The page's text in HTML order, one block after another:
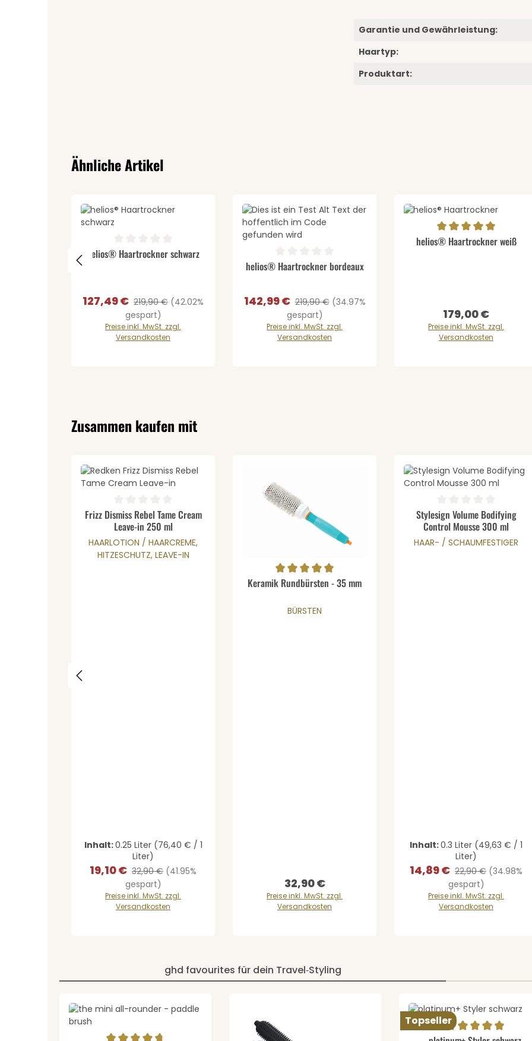
Garantie und Gewährleistung:
Haartyp:
Produktart:
Produktgalerie überspringen
Ähnliche Artikel
Produkt Anzahl: Gib den gewünschten Wert ein oder
Durchschnittliche Bewertung von 0 von 5 Sternen
helios® Haartrockner schwarz
Verkaufspreis:
127,49 € Regulärer Preis:
219,90 € (42.02%
gespart)
Preise inkl. MwSt. zzgl.
Versandkosten
Produkt Anzahl: Gib den gewünschten
Durchschnittliche Bewertung von 0 von 5 Sternen
helios® Haartrockner bordeaux
Verkaufspreis:
142,99 € Regulärer Preis:
219,90 € (34.97%
gespart)
Preise inkl. MwSt. zzgl.
Versandkosten
Details
Durchschnittliche Bewertung
helios® Haartrockner weiß
Regulärer Preis:
179,00 €
Preise inkl. MwSt. zzgl.
Versandkosten
Produktgalerie überspringen
Zusammen kaufen mit
Produkt Anzahl: Gib den gewünschten Wert ein oder benutze
Durchschnittliche Bewertung von 0 von 5 Sternen
Frizz Dismiss Rebel Tame Cream
Leave-in 250 ml
HAARLOTION / HAARCREME,
HITZESCHUTZ, LEAVE-IN
Inhalt:0.25 Liter (76,40 € / 1
Liter)
Verkaufspreis:
19,10 € Regulärer Preis:
32,90 € (41.95%
gespart)
Preise inkl. MwSt. zzgl.
Versandkosten
Details
Durchschnittliche Bewertung von 5 von 5 Sternen
Keramik Rundbürsten - 35 mm
BÜRSTEN
Regulärer Preis:
32,90 €
Preise inkl. MwSt. zzgl.
Versandkosten
Produkt
Durchschnittliche Bewertung
Stylesign Volume Bodifying
Control Mousse 300 ml
HAAR- / SCHAUMFESTIGER
Inhalt:0.3 Liter (49,63 € / 1
Liter)
Verkaufspreis:
14,89 € Regulärer Preis:
22,90 € (34.98%
gespart)
Preise inkl. MwSt. zzgl.
Versandkosten
ghd favourites für dein Travel‑Styling
Topseller